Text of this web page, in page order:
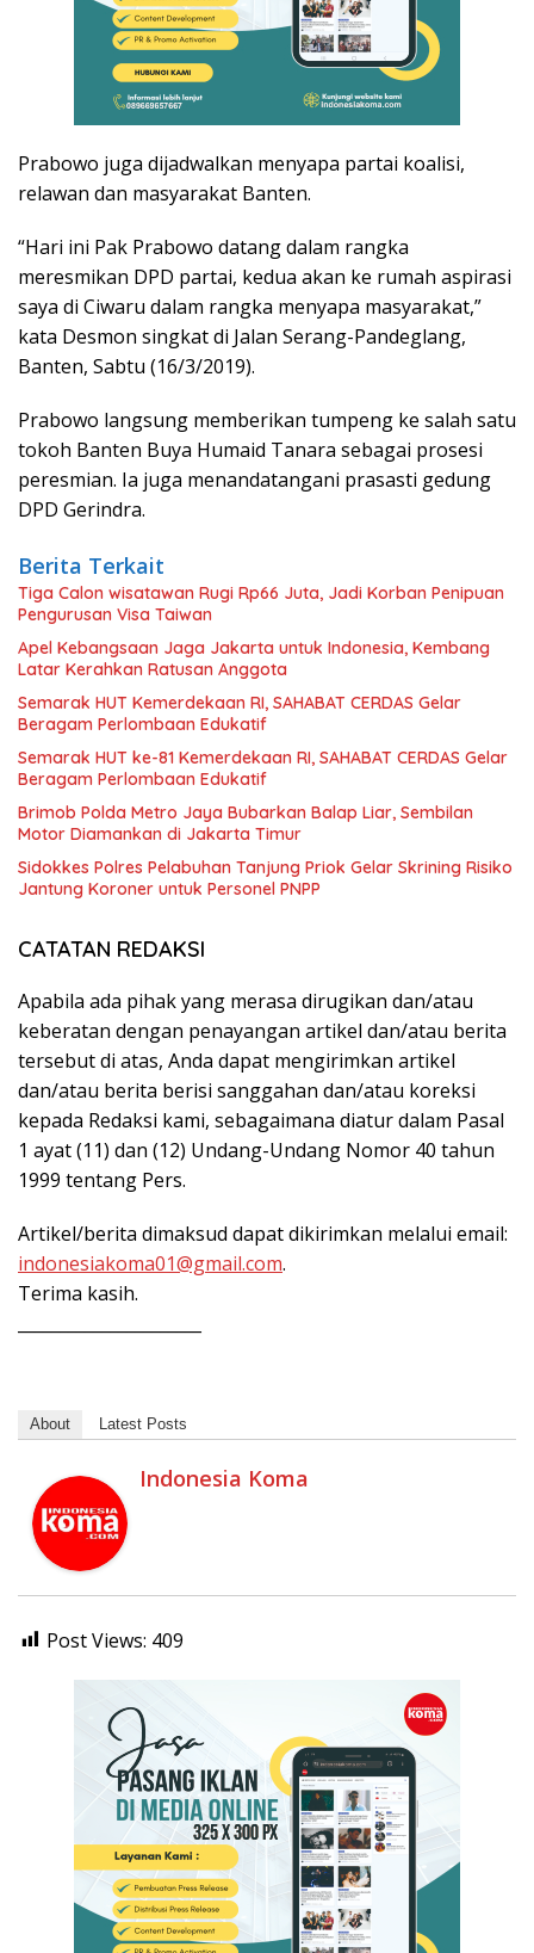
Prabowo juga dijadwalkan menyapa partai koalisi,
relawan dan masyarakat Banten.
“Hari ini Pak Prabowo datang dalam rangka
meresmikan DPD partai, kedua akan ke rumah aspirasi
saya di Ciwaru dalam rangka menyapa masyarakat,”
kata Desmon singkat di Jalan Serang-Pandeglang,
Banten, Sabtu (16/3/2019).
Prabowo langsung memberikan tumpeng ke salah satu
tokoh Banten Buya Humaid Tanara sebagai prosesi
peresmian. Ia juga menandatangani prasasti gedung
DPD Gerindra.
Berita Terkait
Tiga Calon wisatawan Rugi Rp66 Juta, Jadi Korban Penipuan
Pengurusan Visa Taiwan
Apel Kebangsaan Jaga Jakarta untuk Indonesia, Kembang
Latar Kerahkan Ratusan Anggota
Semarak HUT Kemerdekaan RI, SAHABAT CERDAS Gelar
Beragam Perlombaan Edukatif
Semarak HUT ke-81 Kemerdekaan RI, SAHABAT CERDAS Gelar
Beragam Perlombaan Edukatif
Brimob Polda Metro Jaya Bubarkan Balap Liar, Sembilan
Motor Diamankan di Jakarta Timur
Sidokkes Polres Pelabuhan Tanjung Priok Gelar Skrining Risiko
Jantung Koroner untuk Personel PNPP
CATATAN REDAKSI
Apabila ada pihak yang merasa dirugikan dan/atau
keberatan dengan penayangan artikel dan/atau berita
tersebut di atas, Anda dapat mengirimkan artikel
dan/atau berita berisi sanggahan dan/atau koreksi
kepada Redaksi kami, sebagaimana diatur dalam Pasal
1 ayat (11) dan (12) Undang-Undang Nomor 40 tahun
1999 tentang Pers.
Artikel/berita dimaksud dapat dikirimkan melalui email:
indonesiakoma01@gmail.com.
Terima kasih.
About Latest Posts
Indonesia Koma
Post Views: 409